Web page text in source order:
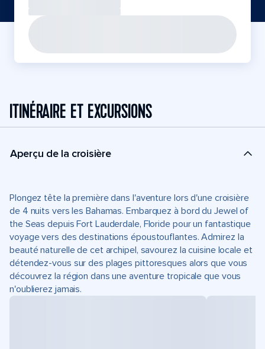
ITINÉRAIRE ET EXCURSIONS
Aperçu de la croisière
Plongez tête la première dans l'aventure lors d'une croisière
de 4 nuits vers les Bahamas. Embarquez à bord du Jewel of
the Seas depuis Fort Lauderdale, Floride pour un fantastique
voyage vers des destinations époustouflantes. Admirez la
beauté naturelle de cet archipel, savourez la cuisine locale et
détendez-vous sur des plages pittoresques alors que vous
découvrez la région dans une aventure tropicale que vous
n'oublierez jamais.